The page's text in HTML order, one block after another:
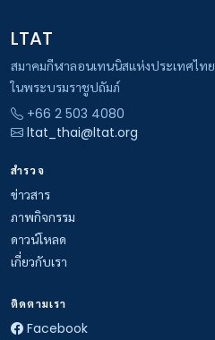
LTAT
สมาคมกีฬาลอนเทนนิสแห่งประเทศไทย
ในพระบรมราชูปถัมภ์
+66 2 503 4080
ltat_thai@ltat.org
สำรวจ
ข่าวสาร
ภาพกิจกรรม
ดาวน์โหลด
เกี่ยวกับเรา
ติดตามเรา
Facebook